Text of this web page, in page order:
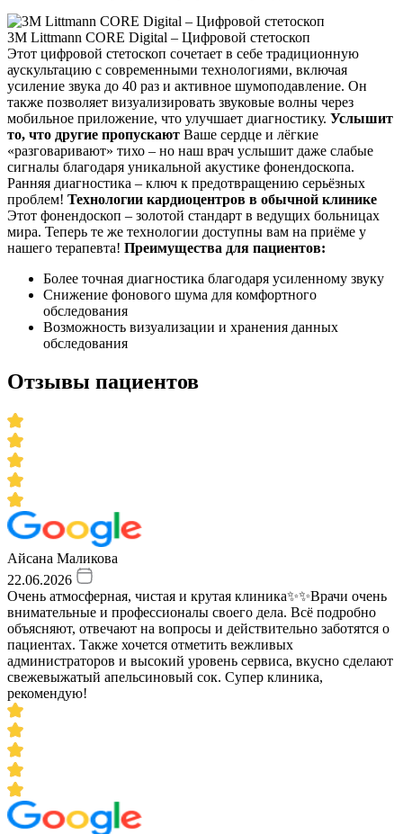
3M Littmann CORE Digital – Цифровой стетоскоп
Этот цифровой стетоскоп сочетает в себе традиционную
аускультацию с современными технологиями, включая
усиление звука до 40 раз и активное шумоподавление. Он
также позволяет визуализировать звуковые волны через
мобильное приложение, что улучшает диагностику. Услышит
то, что другие пропускают Ваше сердце и лёгкие
«разговаривают» тихо – но наш врач услышит даже слабые
сигналы благодаря уникальной акустике фонендоскопа.
Ранняя диагностика – ключ к предотвращению серьёзных
проблем! Технологии кардиоцентров в обычной клинике
Этот фонендоскоп – золотой стандарт в ведущих больницах
мира. Теперь те же технологии доступны вам на приёме у
нашего терапевта! Преимущества для пациентов:
Более точная диагностика благодаря усиленному звуку
Снижение фонового шума для комфортного
обследования
Возможность визуализации и хранения данных
обследования​
Отзывы пациентов
Айсана Маликова
22.06.2026
Очень атмосферная, чистая и крутая клиника✨✨Врачи очень
внимательные и профессионалы своего дела. Всё подробно
объясняют, отвечают на вопросы и действительно заботятся о
пациентах. Также хочется отметить вежливых
администраторов и высокий уровень сервиса, вкусно сделают
свежевыжатый апельсиновый сок. Супер клиника,
рекомендую!